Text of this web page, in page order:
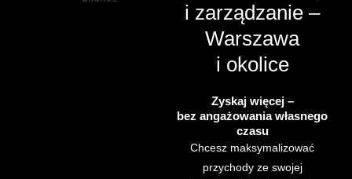
i zarządzanie –
Warszawa
i okolice
Zyskaj więcej –
bez angażowania własnego
czasu
Chcesz maksymalizować
przychody ze swojej